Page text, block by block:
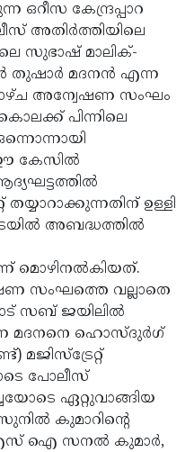
ഒറീസ കേന്ദ്രപ്പാറ
അതിര്‍ത്തിയിലെ
സുഭാഷ് മാലിക്-
തുഷാര്‍ മദനന്‍ എന്ന
അന്വേഷണ സംഘം
പിന്നിലെ
കേസില്‍
ഉള്ളി
അബദ്ധത്തില്‍
മൊഴിനല്‍കിയത്.
സംഘത്തെ വല്ലാതെ
സബ് ജയിലില്‍
മദനനെ ഹൊസ്ദുര്‍ഗ്
മജിസ്‌ട്രേറ്റ്
പോലീസ്
ഏറ്റുവാങ്ങിയ
കുമാറിന്റെ
എസ് ഐ സനല്‍ കുമാര്‍,